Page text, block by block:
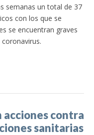
semanas un total de 37
con los que se
se encuentran graves
acciones contra
sanitarias